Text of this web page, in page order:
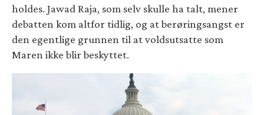
holdes. Jawad Raja, som selv skulle ha talt, mener
debatten kom altfor tidlig, og at berøringsangst er
den egentlige grunnen til at voldsutsatte som
Maren ikke blir beskyttet.